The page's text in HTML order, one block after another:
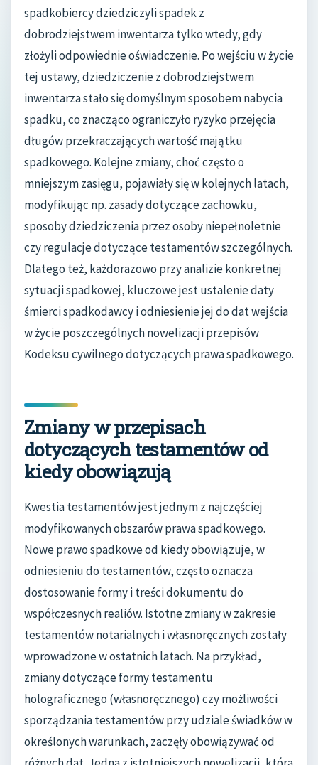
spadkobiercy dziedziczyli spadek z
dobrodziejstwem inwentarza tylko wtedy, gdy
złożyli odpowiednie oświadczenie. Po wejściu w życie
tej ustawy, dziedziczenie z dobrodziejstwem
inwentarza stało się domyślnym sposobem nabycia
spadku, co znacząco ograniczyło ryzyko przejęcia
długów przekraczających wartość majątku
spadkowego. Kolejne zmiany, choć często o
mniejszym zasięgu, pojawiały się w kolejnych latach,
modyfikując np. zasady dotyczące zachowku,
sposoby dziedziczenia przez osoby niepełnoletnie
czy regulacje dotyczące testamentów szczególnych.
Dlatego też, każdorazowo przy analizie konkretnej
sytuacji spadkowej, kluczowe jest ustalenie daty
śmierci spadkodawcy i odniesienie jej do dat wejścia
w życie poszczególnych nowelizacji przepisów
Kodeksu cywilnego dotyczących prawa spadkowego.
Zmiany w przepisach
dotyczących testamentów od
kiedy obowiązują
Kwestia testamentów jest jednym z najczęściej
modyfikowanych obszarów prawa spadkowego.
Nowe prawo spadkowe od kiedy obowiązuje, w
odniesieniu do testamentów, często oznacza
dostosowanie formy i treści dokumentu do
współczesnych realiów. Istotne zmiany w zakresie
testamentów notarialnych i własnoręcznych zostały
wprowadzone w ostatnich latach. Na przykład,
zmiany dotyczące formy testamentu
holograficznego (własnoręcznego) czy możliwości
sporządzania testamentów przy udziale świadków w
określonych warunkach, zaczęły obowiązywać od